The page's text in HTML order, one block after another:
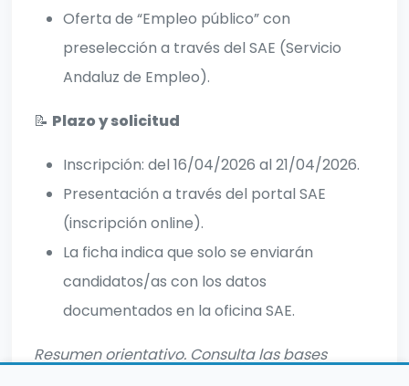
Oferta de “Empleo público” con
preselección a través del SAE (Servicio
Andaluz de Empleo).
📝 Plazo y solicitud
Inscripción: del 16/04/2026 al 21/04/2026.
Presentación a través del portal SAE
(inscripción online).
La ficha indica que solo se enviarán
candidatos/as con los datos
documentados en la oficina SAE.
Resumen orientativo. Consulta las bases